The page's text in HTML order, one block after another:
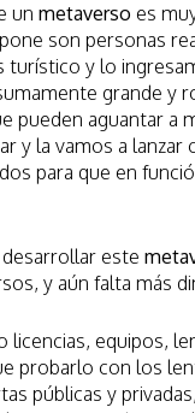
un metaverso es
son personas
turístico y lo
grande y
pueden aguantar a
y la vamos a
para que en
este
y aún falta más
equipos,
probarlo con los
públicas y